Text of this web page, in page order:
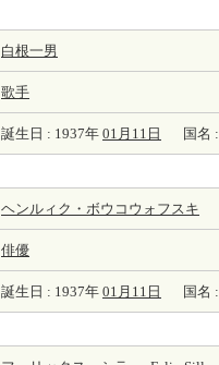
白根一男
歌手
誕生日 : 1937年 01月11日 国名 :
ヘンルィク・ボウコウォフスキ
俳優
誕生日 : 1937年 01月11日 国名 :